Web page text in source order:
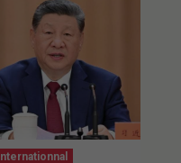
Internationnal